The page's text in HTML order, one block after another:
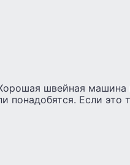
швейная машина
понадобятся. Если это